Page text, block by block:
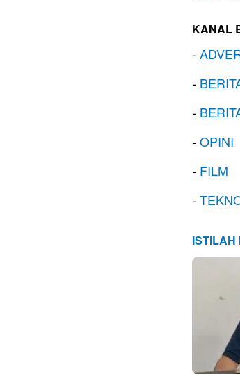
KANAL
-
-
-
-OPINI
- FILM
-
ISTILAH